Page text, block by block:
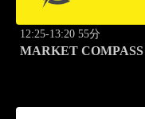
12:25-13:20 55分
MARKET COMPASS